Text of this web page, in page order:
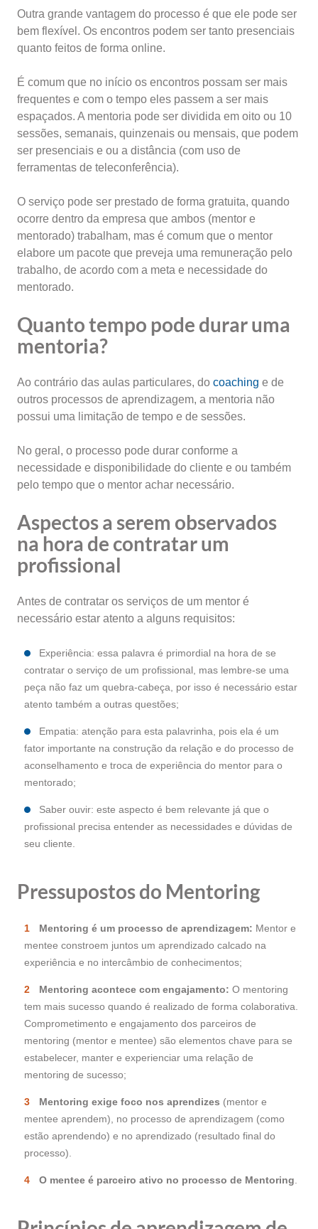
Outra grande vantagem do processo é que ele pode ser
bem flexível. Os encontros podem ser tanto presenciais
quanto feitos de forma online.
É comum que no início os encontros possam ser mais
frequentes e com o tempo eles passem a ser mais
espaçados. A mentoria pode ser dividida em oito ou 10
sessões, semanais, quinzenais ou mensais, que podem
ser presenciais e ou a distância (com uso de
ferramentas de teleconferência).
O serviço pode ser prestado de forma gratuita, quando
ocorre dentro da empresa que ambos (mentor e
mentorado) trabalham, mas é comum que o mentor
elabore um pacote que preveja uma remuneração pelo
trabalho, de acordo com a meta e necessidade do
mentorado.
Quanto tempo pode durar uma
mentoria?
Ao contrário das aulas particulares, do coaching e de
outros processos de aprendizagem, a mentoria não
possui uma limitação de tempo e de sessões.
No geral, o processo pode durar conforme a
necessidade e disponibilidade do cliente e ou também
pelo tempo que o mentor achar necessário.
Aspectos a serem observados
na hora de contratar um
profissional
Antes de contratar os serviços de um mentor é
necessário estar atento a alguns requisitos:
Experiência: essa palavra é primordial na hora de se
contratar o serviço de um profissional, mas lembre-se uma
peça não faz um quebra-cabeça, por isso é necessário estar
atento também a outras questões;
Empatia: atenção para esta palavrinha, pois ela é um
fator importante na construção da relação e do processo de
aconselhamento e troca de experiência do mentor para o
mentorado;
Saber ouvir: este aspecto é bem relevante já que o
profissional precisa entender as necessidades e dúvidas de
seu cliente.
Pressupostos do Mentoring
Mentoring é um processo de aprendizagem: Mentor e
mentee constroem juntos um aprendizado calcado na
experiência e no intercâmbio de conhecimentos;
Mentoring acontece com engajamento: O mentoring
tem mais sucesso quando é realizado de forma colaborativa.
Comprometimento e engajamento dos parceiros de
mentoring (mentor e mentee) são elementos chave para se
estabelecer, manter e experienciar uma relação de
mentoring de sucesso;
Mentoring exige foco nos aprendizes (mentor e
mentee aprendem), no processo de aprendizagem (como
estão aprendendo) e no aprendizado (resultado final do
processo).
O mentee é parceiro ativo no processo de Mentoring